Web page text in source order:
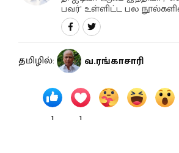
பவர்’ உள்ளிட்ட பல
தமிழில்: வ.ரங்காசாரி
1 1